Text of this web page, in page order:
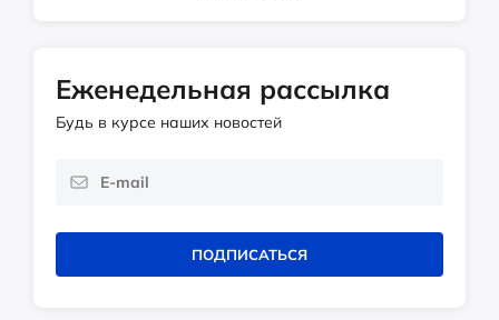
Еженедельная рассылка
Будь в курсе наших новостей
ПОДПИСАТЬСЯ